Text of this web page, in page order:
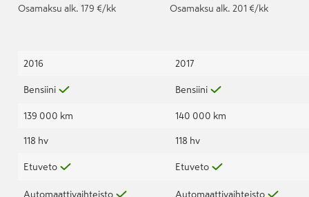
Osamaksu alk. 179 €/kk
2016
Bensiini
139 000 km
118 hv
Etuveto
Automaattivaihteisto
Osamaksu alk. 201 €/kk
2017
Bensiini
140 000 km
118 hv
Etuveto
Automaattivaihteisto